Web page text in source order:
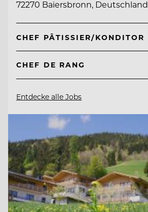
72270 Baiersbronn, Deutschland
CHEF PÂTISSIER/KONDITOR
CHEF DE RANG
Entdecke alle Jobs